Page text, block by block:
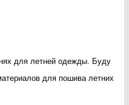
для летней одежды. Буду
для пошива летних